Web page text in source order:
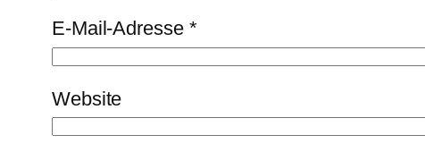
E-Mail-Adresse *
Website